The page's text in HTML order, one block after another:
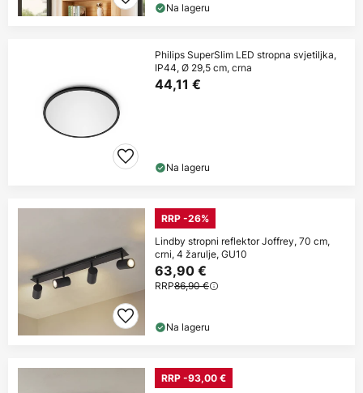
Na lageru
Philips SuperSlim LED stropna svjetiljka,
IP44, Ø 29,5 cm, crna
44,11 €
Na lageru
RRP -26%
Lindby stropni reflektor Joffrey, 70 cm,
crni, 4 žarulje, GU10
63,90 €
RRP86,90 €
Na lageru
RRP -93,00 €